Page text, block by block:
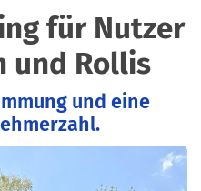
für Nutzer
und Rollis
und eine